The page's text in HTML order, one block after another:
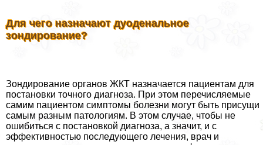
Для чего назначают дуоденальное
зондирование?
Зондирование органов ЖКТ назначается пациентам для
постановки точного диагноза. При этом перечисляемые
самим пациентом симптомы болезни могут быть присущи
самым разным патологиям. В этом случае, чтобы не
ошибиться с постановкой диагноза, а значит, и с
эффективностью последующего лечения, врач и